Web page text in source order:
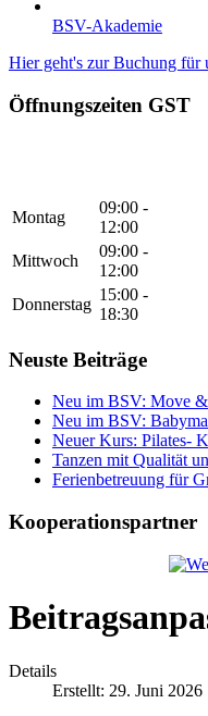
BSV-Akademie
Hier geht's zur Buchung für
Öffnungszeiten GST
Montag
09:00 -
12:00
Mittwoch
09:00 -
12:00
Donnerstag
15:00 -
18:30
Neuste Beiträge
Neu im BSV: Move
Neu im BSV:
Neuer Kurs: Pilates-
Tanzen mit Qualität
Ferienbetreuung für
Kooperationspartner
Details
Erstellt: 29. Juni 2026